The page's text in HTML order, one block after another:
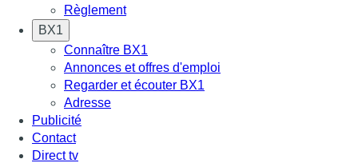
Règlement
BX1
Connaître BX1
Annonces et offres d'emploi
Regarder et écouter BX1
Adresse
Publicité
Contact
Direct tv